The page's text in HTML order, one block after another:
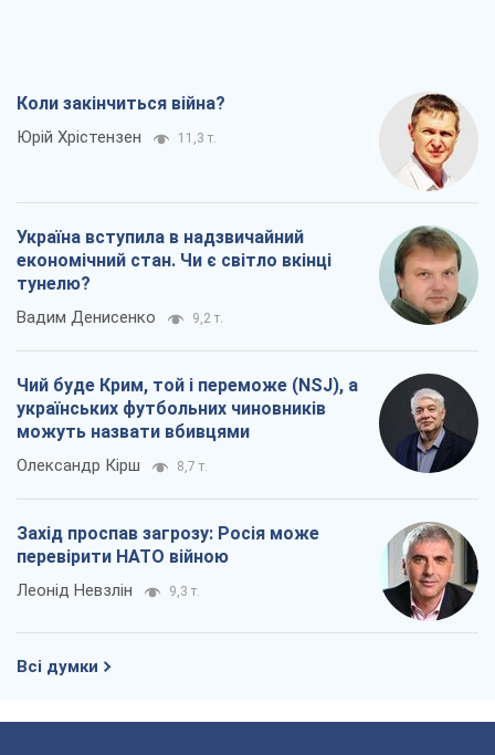
Коли закінчиться війна?
Юрій Хрістензен 11,3 т.
Україна вступила в надзвичайний
економічний стан. Чи є світло вкінці
тунелю?
Вадим Денисенко 9,2 т.
Чий буде Крим, той і переможе (NSJ), а
українських футбольних чиновників
можуть назвати вбивцями
Олександр Кірш 8,7 т.
Захід проспав загрозу: Росія може
перевірити НАТО війною
Леонід Невзлін 9,3 т.
Всі думки